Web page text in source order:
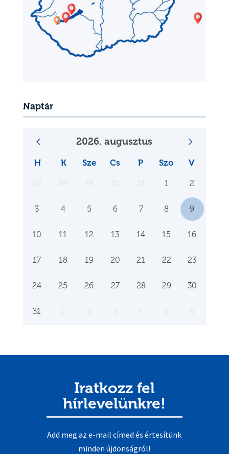
Naptár
2026. augusztus
H K Sze Cs P Szo V
1 2
3 4 5 6 7 8 9
10 11 12 13 14 15 16
17 18 19 20 21 22 23
24 25 26 27 28 29 30
31
Iratkozz fel
hírlevelünkre!
Add meg az e-mail címed és értesítünk
minden újdonságról!